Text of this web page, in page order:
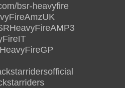
bsr-heavyfire